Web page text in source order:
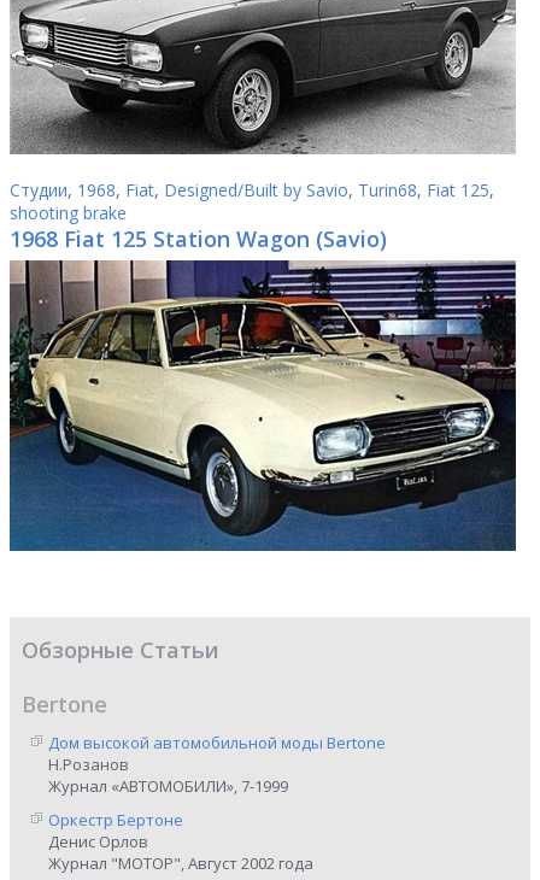
Студии, 1968, Fiat, Designed/Built by Savio, Turin68, Fiat 125,
shooting brake
1968 Fiat 125 Station Wagon (Savio)
Обзорные Статьи
Bertone
Дом высокой автомобильной моды Bertone
Н.Розанов
Журнал «АВТОМОБИЛИ», 7-1999
Оркестр Бертоне
Денис Орлов
Журнал "МОТОР", Август 2002 года